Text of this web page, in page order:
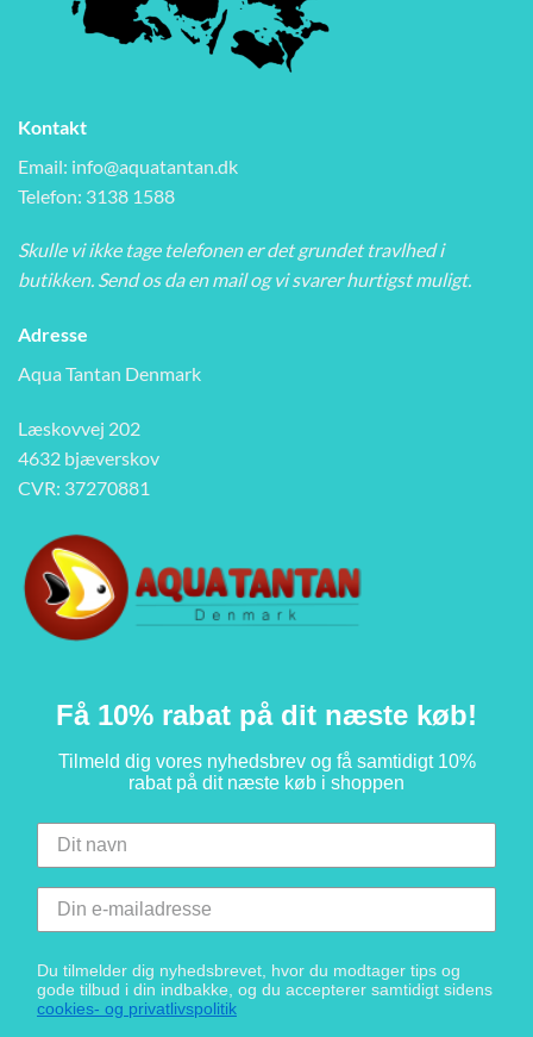
Kontakt
Email: info@aquatantan.dk
Telefon: 3138 1588
Skulle vi ikke tage telefonen er det grundet travlhed i
butikken. Send os da en mail og vi svarer hurtigst muligt.
Adresse
Aqua Tantan Denmark
Læskovvej 202
4632 bjæverskov
CVR: 37270881
Få 10% rabat på dit næste køb!
Tilmeld dig vores nyhedsbrev og få samtidigt 10%
rabat på dit næste køb i shoppen
Du tilmelder dig nyhedsbrevet, hvor du modtager tips og
gode tilbud i din indbakke, og du accepterer samtidigt sidens
cookies- og privatlivspolitik